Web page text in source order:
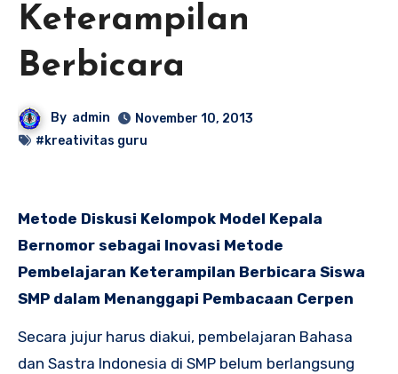
Keterampilan
Berbicara
By admin
November 10, 2013
#kreativitas guru
Metode Diskusi Kelompok Model Kepala
Bernomor sebagai Inovasi Metode
Pembelajaran Keterampilan Berbicara Siswa
SMP dalam Menanggapi Pembacaan Cerpen
Secara jujur harus diakui, pembelajaran Bahasa
dan Sastra Indonesia di SMP belum berlangsung